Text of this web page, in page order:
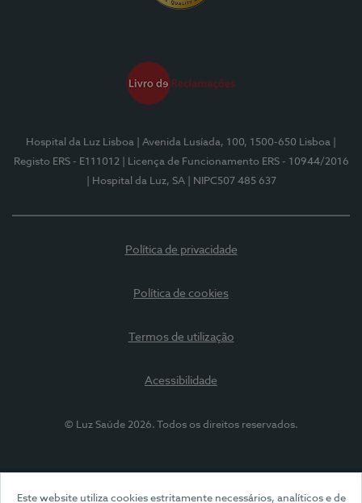
Este website utiliza cookies estritamente necessários, analíticos e de
Hospital da Luz Lisboa | Avenida Lusíada, 100, 1500-650 Lisboa
Registo ERS - E111012
| Licença de Funcionamento ERS - 10944/2016
| Hospital da Luz, SA
| NIPC507 485 637
Política de privacidade
Política de cookies
Termos de utilização
Acessibilidade
© Luz Saúde 2026. Todos os direitos reservados.